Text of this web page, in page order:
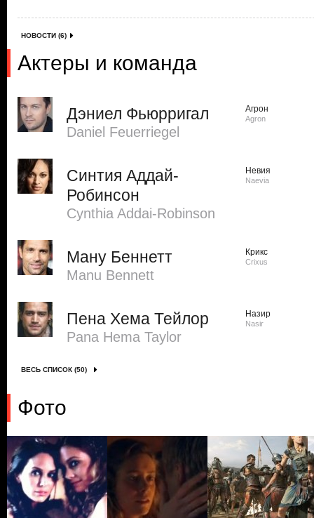
НОВОСТИ (6)
Актеры и команда
Дэниел Фьюрригал
Daniel Feuerriegel
Агрон
Agron
Синтия Аддай-
Робинсон
Cynthia Addai-Robinson
Невия
Naevia
Ману Беннетт
Manu Bennett
Крикс
Crixus
Пена Хема Тейлор
Pana Hema Taylor
Назир
Nasir
ВЕСЬ СПИСОК (50)
Фото